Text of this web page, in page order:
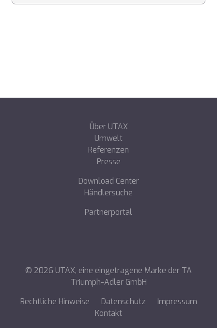
Über UTAX
Umwelt
Referenzen
Presse
Download Center
Händlersuche
Partnerportal
© 2026 UTAX, eine eingetragene Marke der TA
Triumph-Adler GmbH
Rechtliche Hinweise
Datenschutz
Impressum
Kontakt